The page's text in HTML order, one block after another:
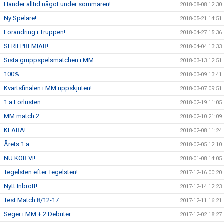
Händer alltid något under sommaren! 2018-08-08 12:30
Ny Spelare! 2018-05-21 14:51
Förändring i Truppen! 2018-04-27 15:36
SERIEPREMIÄR! 2018-04-04 13:33
Sista gruppspelsmatchen i MM 2018-03-13 12:51
100% 2018-03-09 13:41
Kvartsfinalen i MM uppskjuten! 2018-03-07 09:51
1:a Förlusten 2018-02-19 11:05
MM match 2 2018-02-10 21:09
KLARA! 2018-02-08 11:24
Årets 1:a 2018-02-05 12:10
NU KÖR VI! 2018-01-08 14:05
Tegelsten efter Tegelsten! 2017-12-16 00:20
Nytt Inbrott! 2017-12-14 12:23
Test Match 8/12-17 2017-12-11 16:21
Seger i MM + 2 Debuter. 2017-12-02 18:27